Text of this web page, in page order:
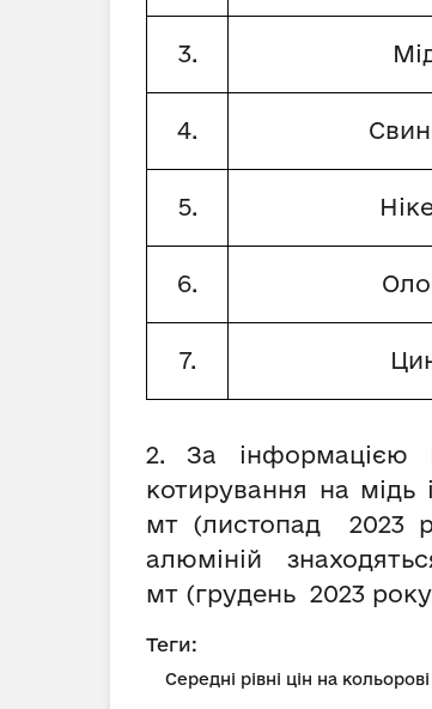
3.
4.
5.
6.
7.
2. За інформацією
котирування на мідь
мт (листопад 2023
алюміній
мт (грудень 2023
Теги:
Середні рівні цін на